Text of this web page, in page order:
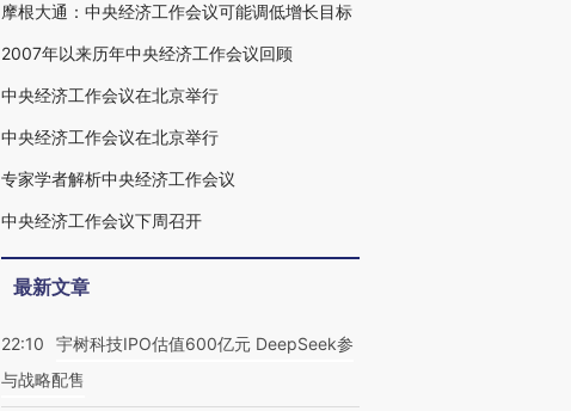
摩根大通：中央经济工作会议可能调低增长目标
2007年以来历年中央经济工作会议回顾
中央经济工作会议在北京举行
中央经济工作会议在北京举行
专家学者解析中央经济工作会议
中央经济工作会议下周召开
最新文章
22:10
宇树科技IPO估值600亿元 DeepSeek参
与战略配售